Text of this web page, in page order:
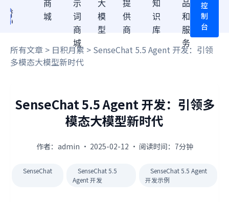
商
城
示
词
商
城
大
模
型
提
供
商
知
识
库
品
和
服
务
控
制
台
所有文章 > 日积月累 > SenseChat 5.5 Agent 开发：引领
多模态大模型新时代
SenseChat 5.5 Agent 开发：引领多
模态大模型新时代
作者：admin · 2025-02-12 · 阅读时间：7分钟
SenseChat
SenseChat 5.5
Agent 开发
SenseChat 5.5 Agent
开发示例